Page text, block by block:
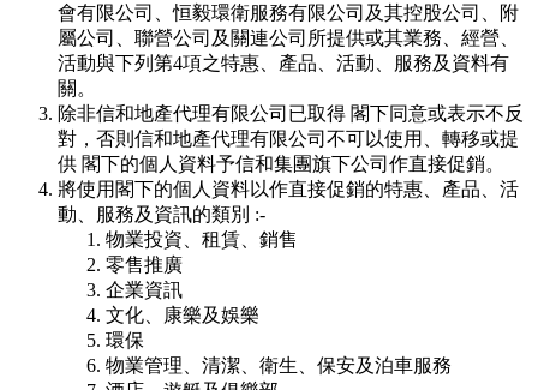
會有限公司、恒毅環衛服務有限公司及其控股公司、附
屬公司、聯營公司及關連公司所提供或其業務、經營、
活動與下列第4項之特惠、產品、活動、服務及資料有
關。
除非信和地產代理有限公司已取得 閣下同意或表示不反
對，否則信和地產代理有限公司不可以使用、轉移或提
供 閣下的個人資料予信和集團旗下公司作直接促銷。
將使用閣下的個人資料以作直接促銷的特惠、產品、活
動、服務及資訊的類別 :-
物業投資、租賃、銷售
零售推廣
企業資訊
文化、康樂及娛樂
環保
物業管理、清潔、衛生、保安及泊車服務